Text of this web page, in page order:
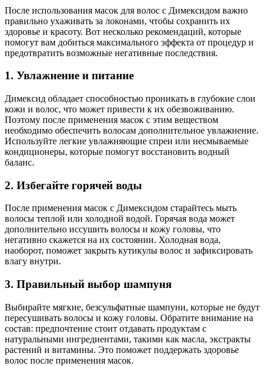
После использования масок для волос с Димексидом важно
правильно ухаживать за локонами, чтобы сохранить их
здоровье и красоту. Вот несколько рекомендаций, которые
помогут вам добиться максимального эффекта от процедур и
предотвратить возможные негативные последствия.
1. Увлажнение и питание
Димексид обладает способностью проникать в глубокие слои
кожи и волос, что может привести к их обезвоживанию.
Поэтому после применения масок с этим веществом
необходимо обеспечить волосам дополнительное увлажнение.
Используйте легкие увлажняющие спреи или несмываемые
кондиционеры, которые помогут восстановить водный
баланс.
2. Избегайте горячей воды
После применения масок с Димексидом старайтесь мыть
волосы теплой или холодной водой. Горячая вода может
дополнительно иссушить волосы и кожу головы, что
негативно скажется на их состоянии. Холодная вода,
наоборот, поможет закрыть кутикулы волос и зафиксировать
влагу внутри.
3. Правильный выбор шампуня
Выбирайте мягкие, безсульфатные шампуни, которые не будут
пересушивать волосы и кожу головы. Обратите внимание на
состав: предпочтение стоит отдавать продуктам с
натуральными ингредиентами, такими как масла, экстракты
растений и витамины. Это поможет поддержать здоровье
волос после применения масок.